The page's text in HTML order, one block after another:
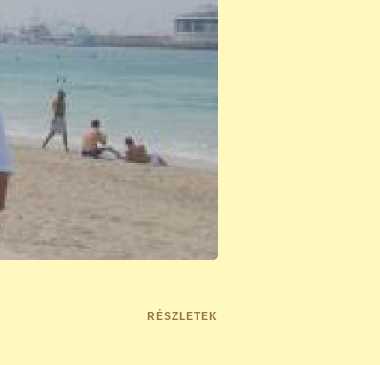
RÉSZLETEK